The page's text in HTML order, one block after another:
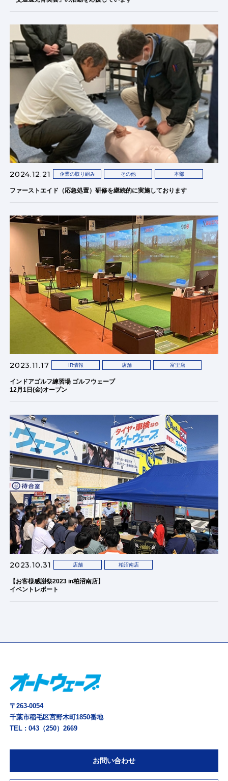
2024.12.21 企業の取り組み その他 本部
ファーストエイド（応急処置）研修を継続的に実施しております
2023.11.17 IR情報 店舗 富里店
インドアゴルフ練習場 ゴルフウェーブ
12月1日(金)オープン
2023.10.31 店舗 柏沼南店
【お客様感謝祭2023 in柏沼南店】
イベントレポート
〒263-0054
千葉市稲毛区宮野木町1850番地
TEL :043（250）2669
お問い合わせ